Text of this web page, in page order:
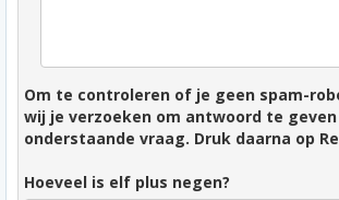
Om te controleren of je geen spam-
wij je verzoeken om antwoord te geven
onderstaande vraag. Druk daarna op
Hoeveel is elf plus negen?